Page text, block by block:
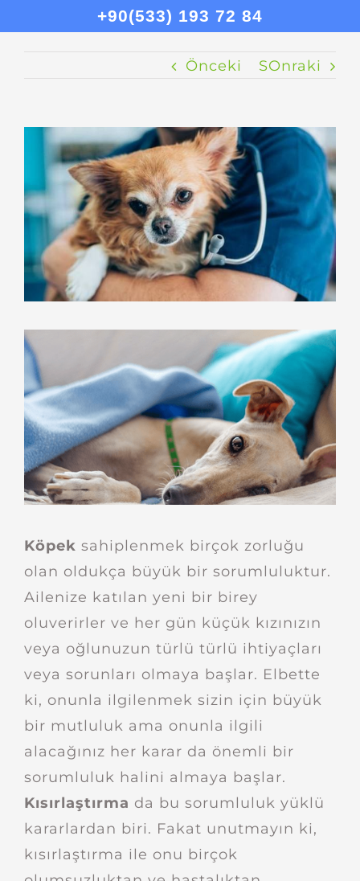
Önceki SOnraki
Köpek sahiplenmek birçok zorluğu
olan oldukça büyük bir sorumluluktur.
Ailenize katılan yeni bir birey
oluverirler ve her gün küçük kızınızın
veya oğlunuzun türlü türlü ihtiyaçları
veya sorunları olmaya başlar. Elbette
ki, onunla ilgilenmek sizin için büyük
bir mutluluk ama onunla ilgili
alacağınız her karar da önemli bir
sorumluluk halini almaya başlar.
Kısırlaştırma da bu sorumluluk yüklü
kararlardan biri. Fakat unutmayın ki,
kısırlaştırma ile onu birçok
+90(533) 193 72 84